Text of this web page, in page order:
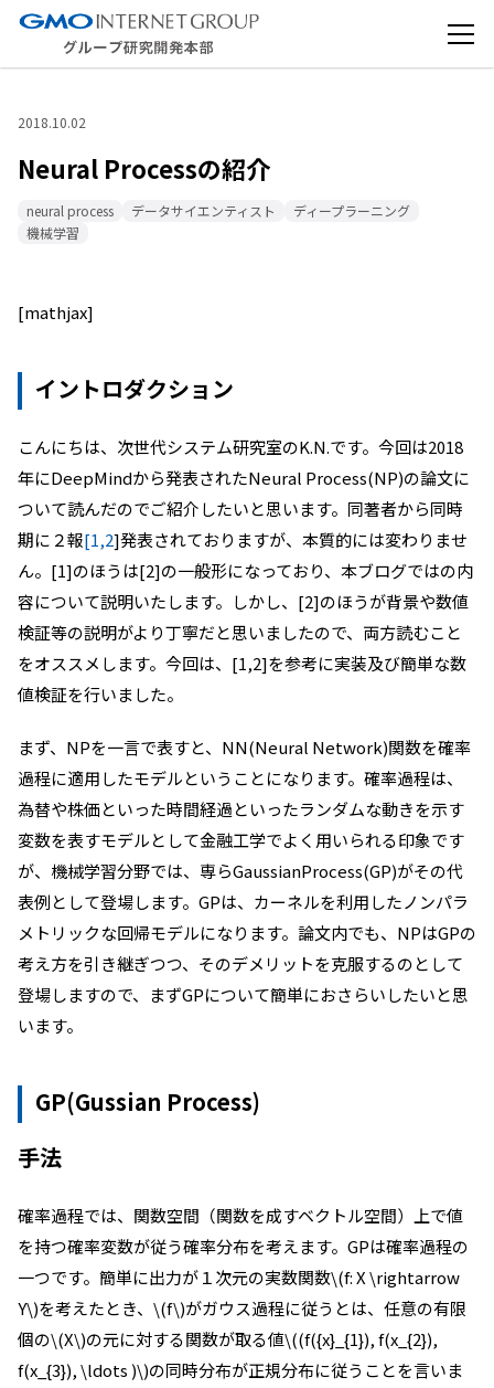
2018.10.02
Neural Processの紹介
neural process データサイエンティスト
ディープラーニング
機械学習
[mathjax]
イントロダクション
こんにちは、次世代システム研究室のK.N.です。今回は2018
年にDeepMindから発表されたNeural Process(NP)の論文に
ついて読んだのでご紹介したいと思います。同著者から同時
期に２報[1,2]発表されておりますが、本質的には変わりませ
ん。[1]のほうは[2]の一般形になっており、本ブログではの内
容について説明いたします。しかし、[2]のほうが背景や数値
検証等の説明がより丁寧だと思いましたので、両方読むこと
をオススメします。今回は、[1,2]を参考に実装及び簡単な数
値検証を行いました。
まず、NPを一言で表すと、NN(Neural Network)関数を確率
過程に適用したモデルということになります。確率過程は、
為替や株価といった時間経過といったランダムな動きを示す
変数を表すモデルとして金融工学でよく用いられる印象です
が、機械学習分野では、専らGaussianProcess(GP)がその代
表例として登場します。GPは、カーネルを利用したノンパラ
メトリックな回帰モデルになります。論文内でも、NPはGPの
考え方を引き継ぎつつ、そのデメリットを克服するのとして
登場しますので、まずGPについて簡単におさらいしたいと思
います。
GP(Gussian Process)
手法
確率過程では、関数空間（関数を成すベクトル空間）上で値
を持つ確率変数が従う確率分布を考えます。GPは確率過程の
一つです。簡単に出力が１次元の実数関数\(f: X \rightarrow
Y\)を考えたとき、\(f\)がガウス過程に従うとは、任意の有限
個の\(X\)の元に対する関数が取る値\((f({x}_{1}), f(x_{2}),
f(x_{3}), \ldots )\)の同時分布が正規分布に従うことを言いま